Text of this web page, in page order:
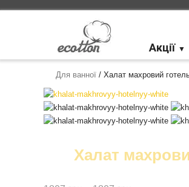
Акції
Для ванної/ Халат махровий
Халат